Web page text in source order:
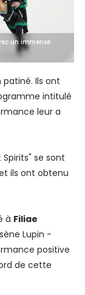
un immense
Ils ont
intitulé
leur a
se sont
ils ont obtenu
à Filiae
Lupin -
positive
de cette